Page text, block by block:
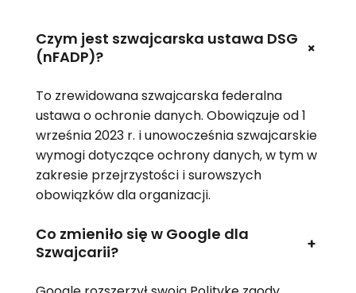
Czym jest szwajcarska ustawa DSG
(nFADP)?
+
To zrewidowana szwajcarska federalna
ustawa o ochronie danych. Obowiązuje od 1
września 2023 r. i unowocześnia szwajcarskie
wymogi dotyczące ochrony danych, w tym w
zakresie przejrzystości i surowszych
obowiązków dla organizacji.
Co zmieniło się w Google dla
Szwajcarii?
+